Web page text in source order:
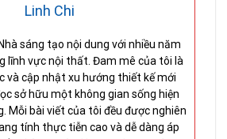
Linh Chi
sáng tạo nội dung với nhiều năm
lĩnh vực nội thất. Đam mê của tôi là
và cập nhật xu hướng thiết kế mới
sở hữu một không gian sống hiện
Mỗi bài viết của tôi đều được nghiên
tính thực tiễn cao và dễ dàng áp